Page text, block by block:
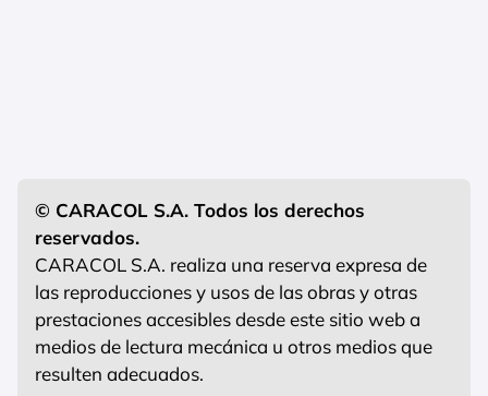
© CARACOL S.A. Todos los derechos
reservados.
CARACOL S.A. realiza una reserva expresa de
las reproducciones y usos de las obras y otras
prestaciones accesibles desde este sitio web a
medios de lectura mecánica u otros medios que
resulten adecuados.